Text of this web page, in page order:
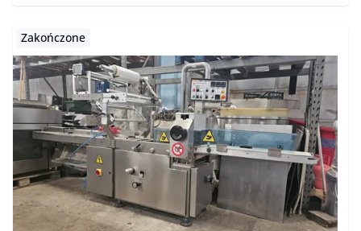
Zakończone